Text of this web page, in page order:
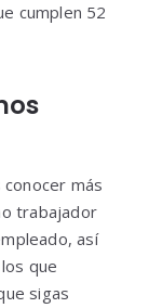
cumplen 52
más
trabajador
así
que
sigas